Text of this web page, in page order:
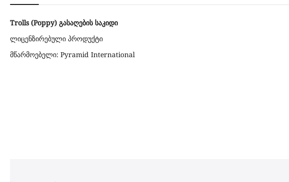
Trolls (Poppy) გასაღების საკიდი
ლიცენზირებული პროდუქტი
მწარმოებელი: Pyramid International